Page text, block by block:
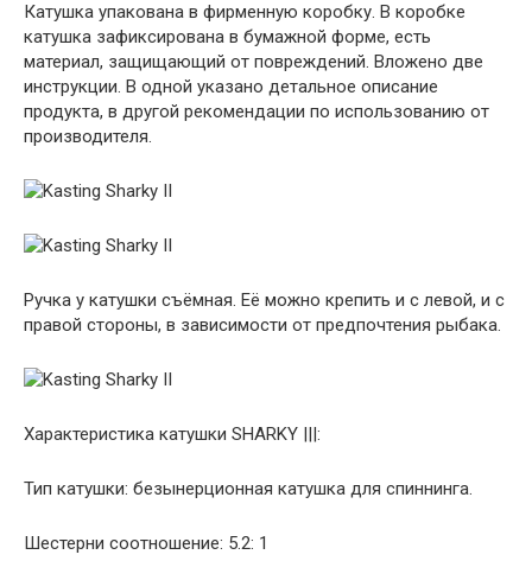
Катушка упакована в фирменную коробку. В коробке
катушка зафиксирована в бумажной форме, есть
материал, защищающий от повреждений. Вложено две
инструкции. В одной указано детальное описание
продукта, в другой рекомендации по использованию от
производителя.
Ручка у катушки съёмная. Её можно крепить и с левой, и с
правой стороны, в зависимости от предпочтения рыбака.
Характеристика катушки SHARKY |||:
Тип катушки: безынерционная катушка для спиннинга.
Шестерни соотношение: 5.2: 1